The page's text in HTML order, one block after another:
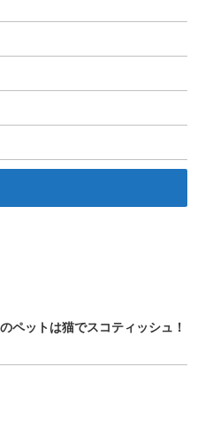
ペットは猫でスコティッシュ！